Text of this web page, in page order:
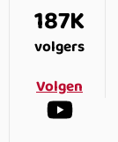
187K
volgers
Volgen